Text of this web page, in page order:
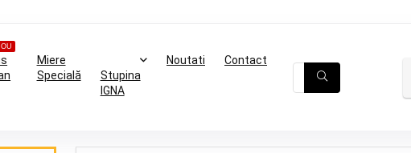
Miere
Specială
Stupina
IGNA
Noutati Contact